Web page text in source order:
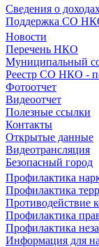
Сведения о
Поддержка СО
Новости
Перечень НКО
Муниципальный
Реестр СО НКО -
Фотоотчет
Видеоотчет
Полезные ссылки
Контакты
Открытые данные
Видеотрансляция
Безопасный город
Профилактика
Профилактика
Противодействие
Профилактика
Профилактика
Информация для